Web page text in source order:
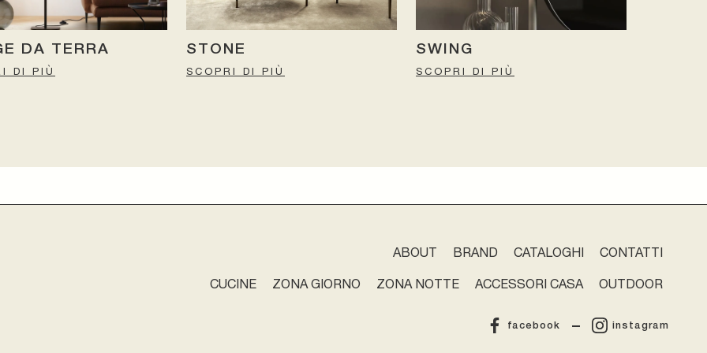
DA TERRA
DI PIÙ
STONE
SCOPRI DI PIÙ
SWING
SCOPRI DI PIÙ
ABOUT BRAND CATALOGHI CONTATTI
CUCINE ZONA GIORNO ZONA NOTTE ACCESSORI CASA OUTDOOR
facebook instagram